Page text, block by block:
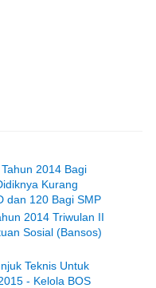
2014 Bagi
Kurang
dan 120 Bagi SMP
2014 Triwulan II
Sosial (Bansos)
Teknis Untuk
- Kelola BOS